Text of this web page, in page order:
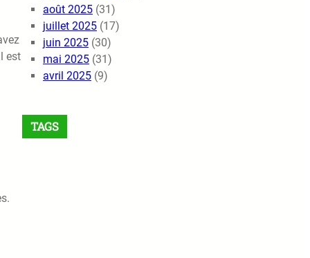
est
août 2025 (31)
juillet 2025 (17)
juin 2025 (30)
mai 2025 (31)
avril 2025 (9)
TAGS